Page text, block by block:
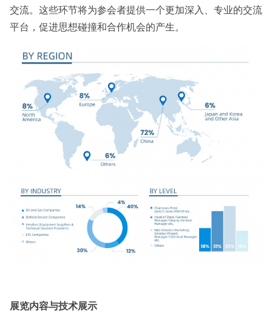
交流。这些环节将为参会者提供一个更加深入、专业的交流
平台，促进思想碰撞和合作机会的产生。
展览内容与技术展示